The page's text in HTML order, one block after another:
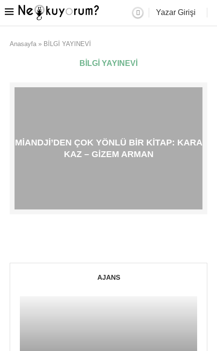
Yazar Girişi
Anasayfa » BİLGİ YAYINEVİ
BİLGİ YAYINEVİ
MIANDJI’DEN ÇOK YÖNLÜ BIR KITAP: KARA
KAZ – GIZEM ARMAN
AJANS